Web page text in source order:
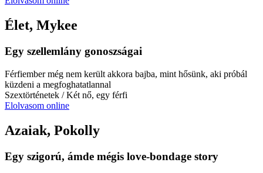
Élet, Mykee
Egy szellemlány gonoszságai
Férfiember még nem került akkora bajba, mint hősünk, aki próbál
küzdeni a megfoghatatlannal
Szextörténetek / Két nő, egy férfi
Elolvasom online
Azaiak, Pokolly
Egy szigorú, ámde mégis love-bondage story